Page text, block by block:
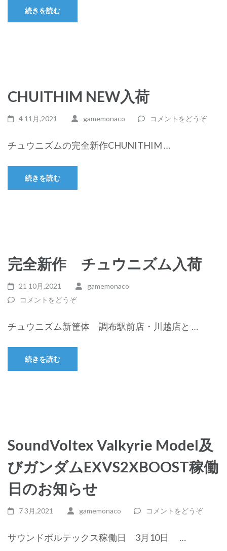
続きを読む
CHUITHIM NEW入荷
4 11月,2021 gamemonaco コメントをどうぞ
チュウニズムの完全新作CHUNITHIM …
続きを読む
完全新作 チュウニズム入荷
21 10月,2021
gamemonaco
コメントをどうぞ
チュウニズム新筐体 調布駅前店・川越店と …
続きを読む
SoundVoltex Valkyrie Model及
びガンダムEXVS2XBOOST稼働
日のお知らせ
7 3月,2021 gamemonaco コメントをどうぞ
サウンドボルテックス稼働日 3月10日 …